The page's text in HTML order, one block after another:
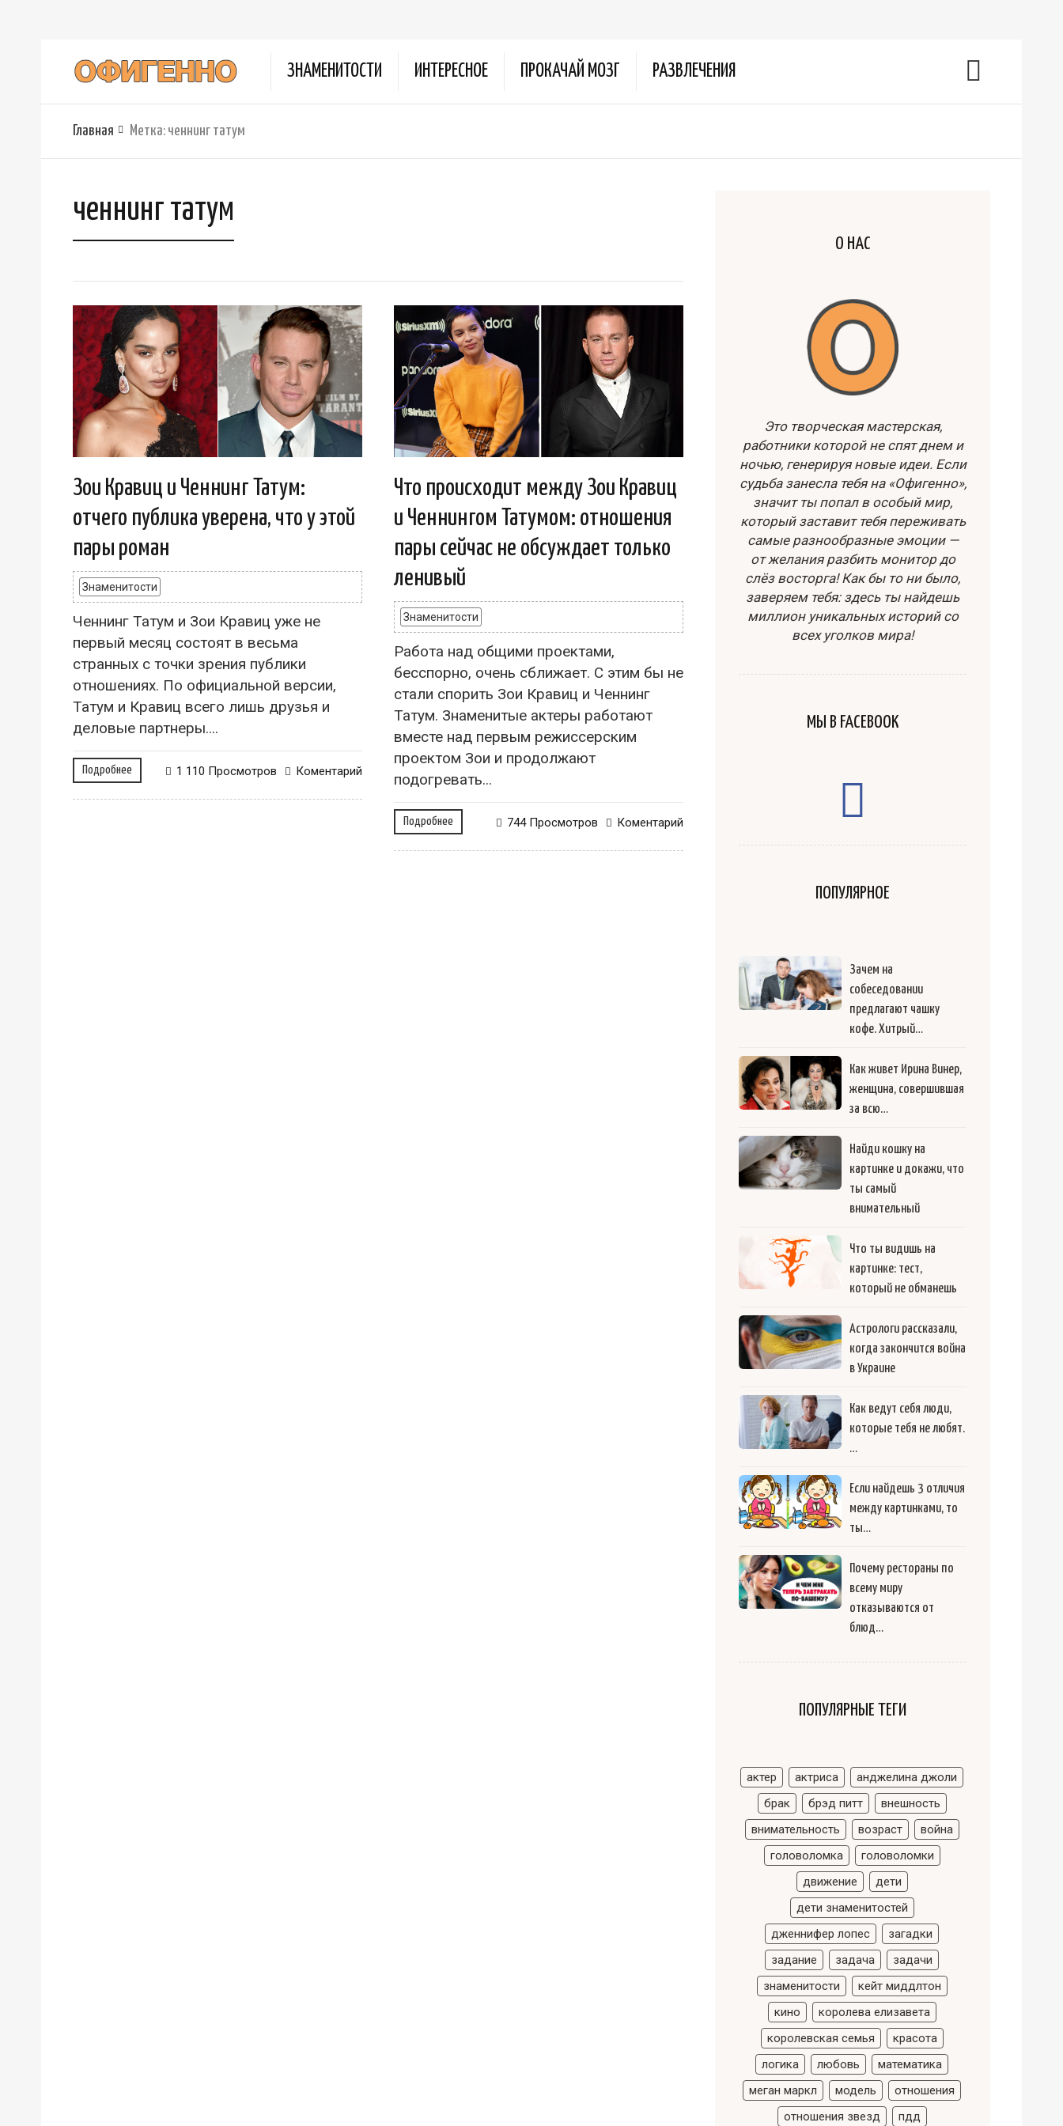
ЗНАМЕНИТОСТИ ИНТЕРЕСНОЕ ПРОКАЧАЙ МОЗГ РАЗВЛЕЧЕНИЯ
Главная Метка: ченнинг татум
ченнинг татум
Зои Кравиц и Ченнинг Татум:
отчего публика уверена, что у этой
пары роман
Знаменитости
Ченнинг Татум и Зои Кравиц уже не
первый месяц состоят в весьма
странных с точки зрения публики
отношениях. По официальной версии,
Татум и Кравиц всего лишь друзья и
деловые партнеры....
Подробнее Коментарий
1 110 Просмотров
Что происходит между Зои Кравиц
и Ченнингом Татумом: отношения
пары сейчас не обсуждает только
ленивый
Знаменитости
Работа над общими проектами,
бесспорно, очень сближает. С этим бы не
стали спорить Зои Кравиц и Ченнинг
Татум. Знаменитые актеры работают
вместе над первым режиссерским
проектом Зои и продолжают
подогревать...
Подробнее Коментарий
744 Просмотров
О НАС
Это творческая мастерская,
работники которой не спят днем и
ночью, генерируя новые идеи. Если
судьба занесла тебя на «Офигенно»,
значит ты попал в особый мир,
который заставит тебя переживать
самые разнообразные эмоции —
от желания разбить монитор до
слёз восторга! Как бы то ни было,
заверяем тебя: здесь ты найдешь
миллион уникальных историй со
всех уголков мира!
МЫ В FACEBOOK
ПОПУЛЯРНОЕ
Зачем на
собеседовании
предлагают чашку
кофе. Хитрый…
Как живет Ирина Винер,
женщина, совершившая
за всю…
Найди кошку на
картинке и докажи, что
ты самый
внимательный
Что ты видишь на
картинке: тест,
который не обманешь
Астрологи рассказали,
когда закончится война
в Украине
Как ведут себя люди,
которые тебя не любят.
…
Если найдешь 3 отличия
между картинками, то
ты…
Почему рестораны по
всему миру
отказываются от
блюд…
ПОПУЛЯРНЫЕ ТЕГИ
актер актриса
анджелина джоли
брак
брэд питт
внешность
внимательность
возраст
война
головоломка
головоломки
движение
дети
дети знаменитостей
дженнифер лопес
загадки
задание
задача
задачи
знаменитости
кейт миддлтон
кино
королева елизавета
королевская семья
красота
логика
любовь
математика
меган маркл
модель
отношения
отношения звезд
пдд